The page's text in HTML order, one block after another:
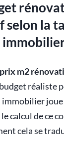
selon la
prix m2
réaliste
immobilier
calcul de ce
cela se